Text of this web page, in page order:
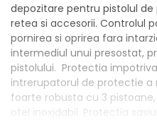
depozitare pentru pistolul
retea si accesorii. Controlul
pornirea si oprirea fara
intermediul unui presostat,
pistolului. Protectia
intrerupatorul de protectie a
foarte robusta cu 3
otel inoxidabil. Protectia